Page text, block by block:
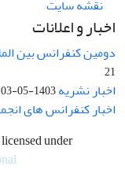
نقشه سایت
اخبار و اعلانات
دومین کنفرانس بین
21
اخبار نشریه1403-05-03
اخبار کنفرانس های
under